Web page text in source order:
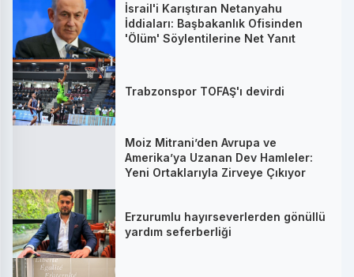
İsrail'i Karıştıran Netanyahu
İddiaları: Başbakanlık Ofisinden
'Ölüm' Söylentilerine Net Yanıt
Trabzonspor TOFAŞ'ı devirdi
Moiz Mitrani’den Avrupa ve
Amerika’ya Uzanan Dev Hamleler:
Yeni Ortaklarıyla Zirveye Çıkıyor
Erzurumlu hayırseverlerden gönüllü
yardım seferberliği